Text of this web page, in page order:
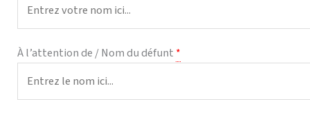
À l’attention de / Nom du défunt *